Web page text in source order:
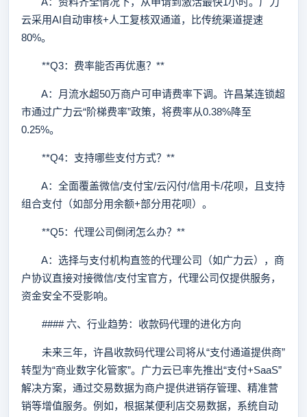
云采用AI自动审核+人工复核双通道，比传统渠道提速
80%。
**Q3：费率能否再优惠？**
A：月流水超50万商户可申请费率下调。许昌某连锁超
市通过广力云“阶梯费率”政策，将费率从0.38%降至
0.25%。
**Q4：支持哪些支付方式？**
A：全面覆盖微信/支付宝/云闪付/信用卡/花呗，且支持
组合支付（如部分用余额+部分用花呗）。
**Q5：代理公司倒闭怎么办？**
A：选择与支付机构直签的代理公司（如广力云），商
户协议直接对接微信/支付宝官方，代理公司仅提供服务，
资金安全不受影响。
#### 六、行业趋势：收款码代理的进化方向
未来三年，许昌收款码代理公司将从“支付通道提供商”
转型为“商业数字化管家”。广力云已率先推出“支付+SaaS”
解决方案，通过交易数据为商户提供进销存管理、精准营
销等增值服务。例如，根据某便利店交易数据，系统自动